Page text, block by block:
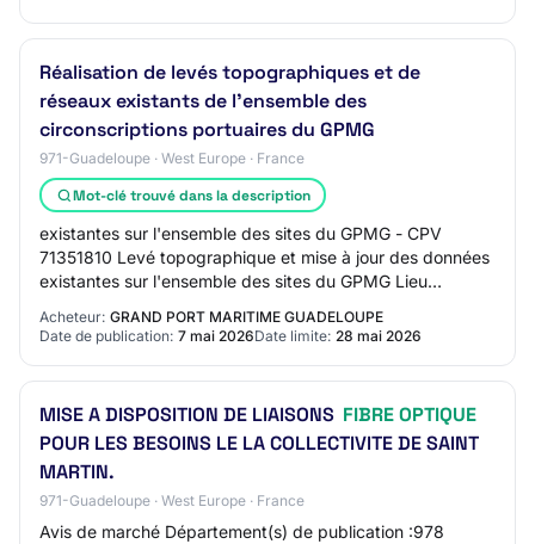
Réalisation de levés topographiques et de
réseaux existants de l'ensemble des
circonscriptions portuaires du GPMG
971-Guadeloupe · West Europe · France
Mot-clé trouvé dans la description
existantes sur l'ensemble des sites du GPMG - CPV
71351810 Levé topographique et mise à jour des données
existantes sur l'ensemble des sites du GPMG Lieu
Acheteur: GRAND PORT MARITIME GUADELOUPE
Date de publication: 7 mai 2026Date limite: 28 mai 2026
MISE A DISPOSITION DE LIAISONS FIBRE OPTIQUE
POUR LES BESOINS LE LA COLLECTIVITE DE SAINT
MARTIN.
971-Guadeloupe · West Europe · France
Avis de marché Département(s) de publication :978